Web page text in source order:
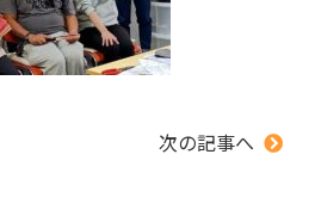
次の記事へ